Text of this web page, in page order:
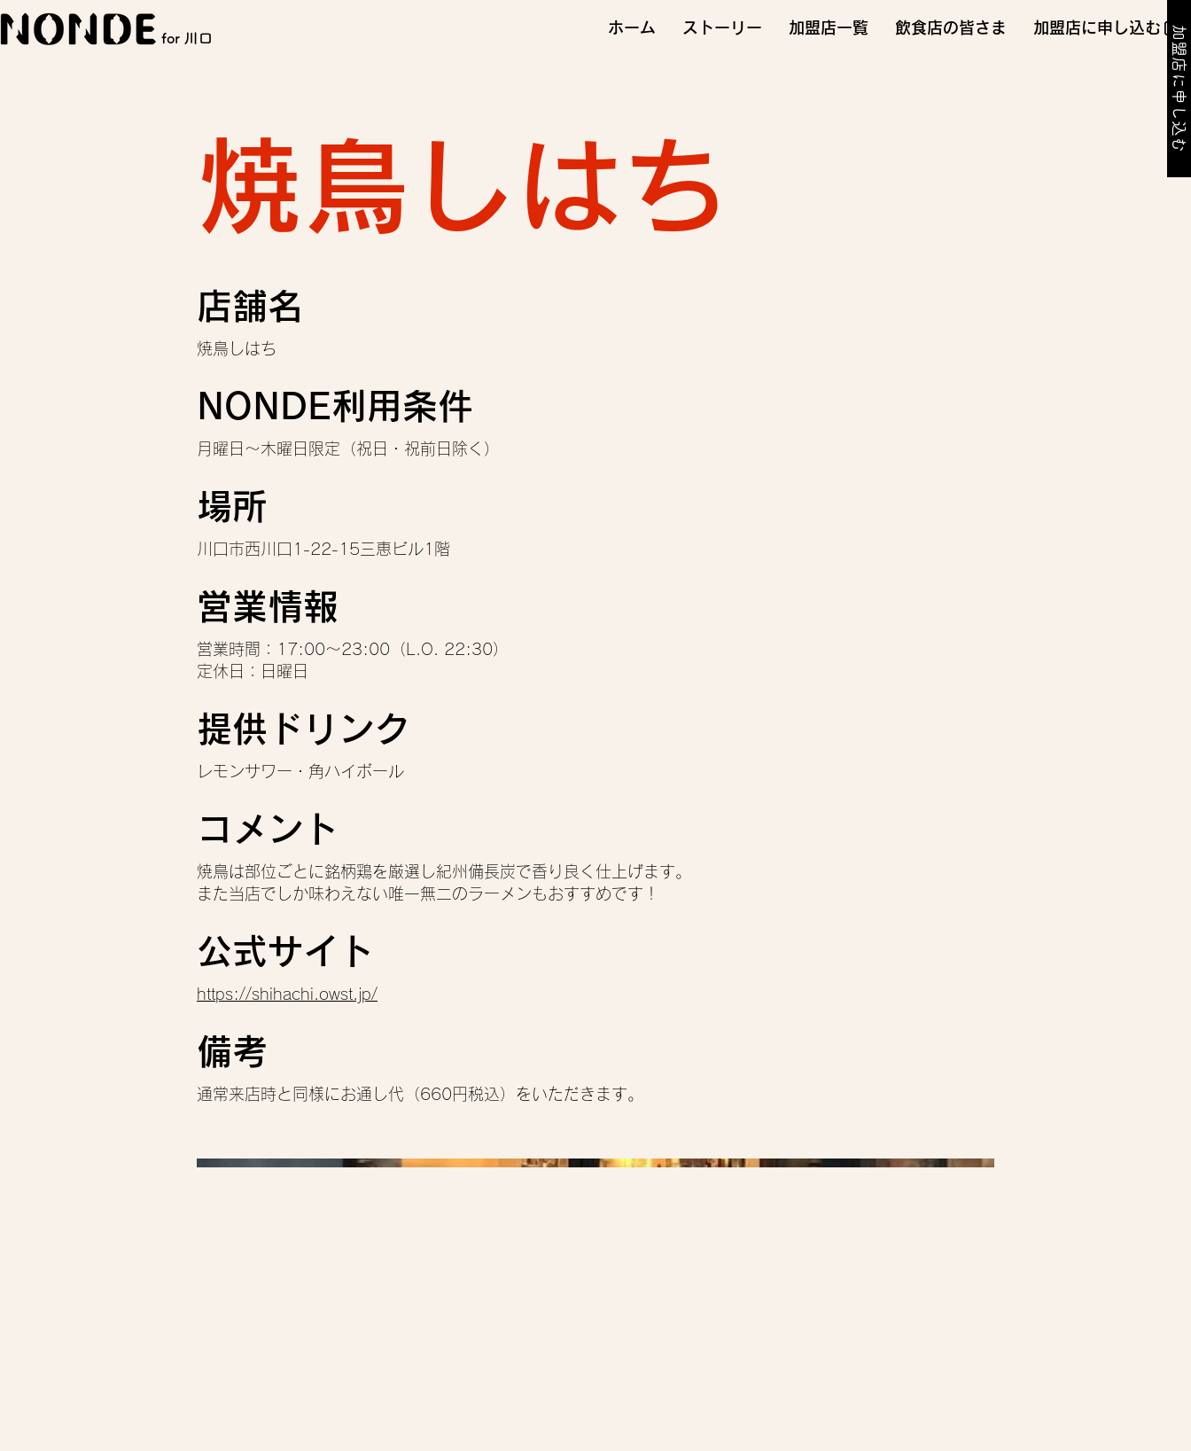
加盟店に申し込む
for 川口
ホーム ストーリー 加盟店一覧 飲食店の皆さま 加盟店に申し込む
焼鳥しはち
店舗名
焼鳥しはち
NONDE利用条件
月曜日～木曜日限定（祝日・祝前日除く）
場所
川口市西川口1-22-15三恵ビル1階
営業情報
営業時間：17:00～23:00（L.O. 22:30）
定休日：日曜日
提供ドリンク
レモンサワー・角ハイボール
コメント
焼鳥は部位ごとに銘柄鶏を厳選し紀州備長炭で香り良く仕上げます。
また当店でしか味わえない唯一無二のラーメンもおすすめです！
公式サイト
https://shihachi.owst.jp/
備考
通常来店時と同様にお通し代（660円税込）をいただきます。